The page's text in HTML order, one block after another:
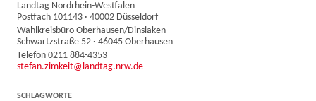
Landtag Nordrhein-Westfalen
Postfach 101143 · 40002 Düsseldorf
Wahlkreisbüro Oberhausen/Dinslaken
Schwartzstraße 52 · 46045 Oberhausen
Telefon 0211 884-4353
stefan.zimkeit@landtag.nrw.de
SCHLAGWORTE